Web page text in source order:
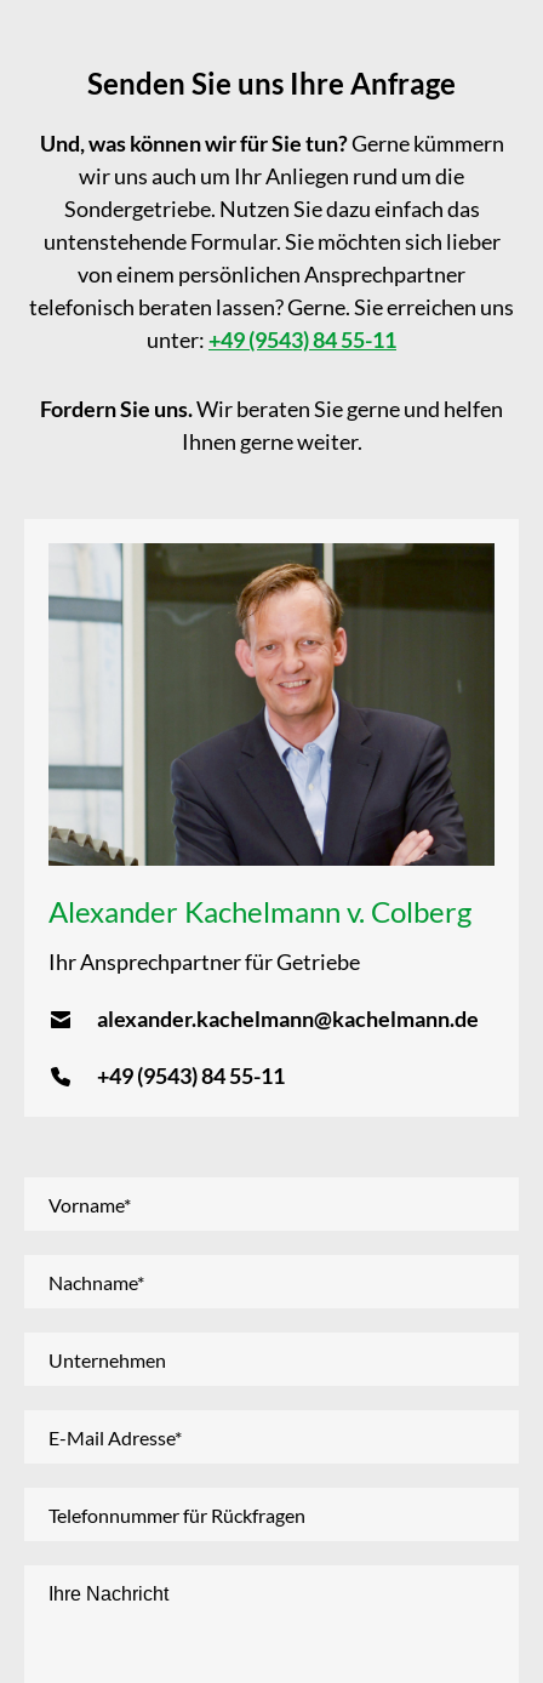
Senden Sie uns Ihre Anfrage
Und, was können wir für Sie tun?Gerne kümmern
wir uns auch um Ihr Anliegen rund um die
Sondergetriebe. Nutzen Sie dazu einfach das
untenstehende Formular. Sie möchten sich lieber
von einem persönlichen Ansprechpartner
telefonisch beraten lassen? Gerne. Sie erreichen uns
unter:+49 (9543) 84 55-11
Fordern Sie uns.Wir beraten Sie gerne und helfen
Ihnen gerne weiter.
Alexander Kachelmann v. Colberg
Ihr Ansprechpartner für Getriebe
alexander.kachelmann@kachelmann.de
+49 (9543) 84 55-11